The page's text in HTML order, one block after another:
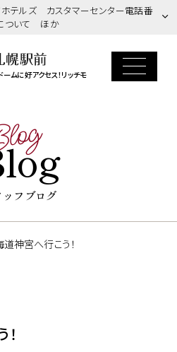
ホテルズ カスタマーセンター電話番
ついて ほか
ムに好アクセス！リッチモ
ッフブログ
神宮へ行こう！